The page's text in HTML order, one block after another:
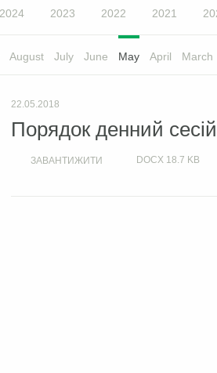
2024 2023 2022 2021
August July June May April March
22.05.2018
Порядок денний
ЗАВАНТИЖИТИ DOCX 18.7 KB